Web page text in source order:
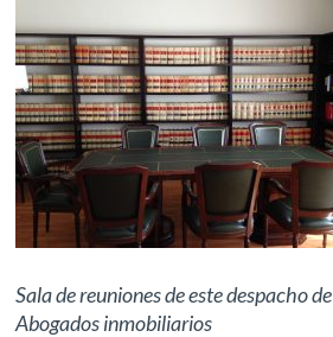
Sala de reuniones de este despacho de
Abogados inmobiliarios